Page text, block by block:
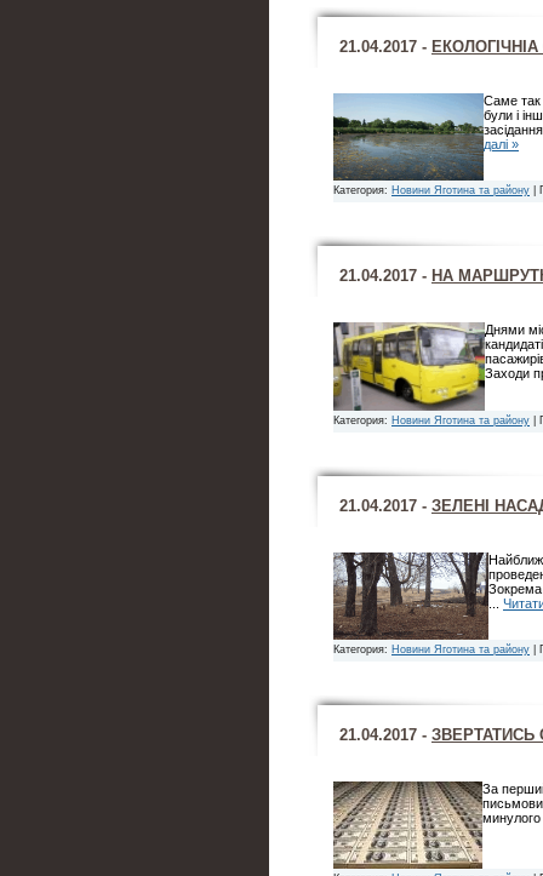
21.04.2017 -
Саме так
були і
далі »
Категория: Новини Яготина та району |
21.04.2017 - НА
Днями
Заходи
Категория: Новини Яготина та району |
21.04.2017 - ЗЕЛЕНІ
Зокрема
Категория: Новини Яготина та району |
21.04.2017 - ЗВЕРТАТИСЬ
За
минулого